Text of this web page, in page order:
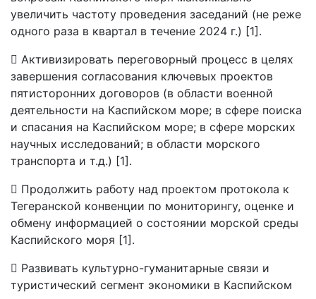
увеличить частоту проведения заседаний (не реже
одного раза в квартал в течение 2024 г.) [1].
 Активизировать переговорный процесс в целях
завершения согласования ключевых проектов
пятисторонних договоров (в области военной
деятельности на Каспийском море; в сфере поиска
и спасания на Каспийском море; в сфере морских
научных исследований; в области морского
транспорта и т.д.) [1].
 Продолжить работу над проектом протокола к
Тегеранской конвенции по мониторингу, оценке и
обмену информацией о состоянии морской среды
Каспийского моря [1].
 Развивать культурно-гуманитарные связи и
туристический сегмент экономики в Каспийском